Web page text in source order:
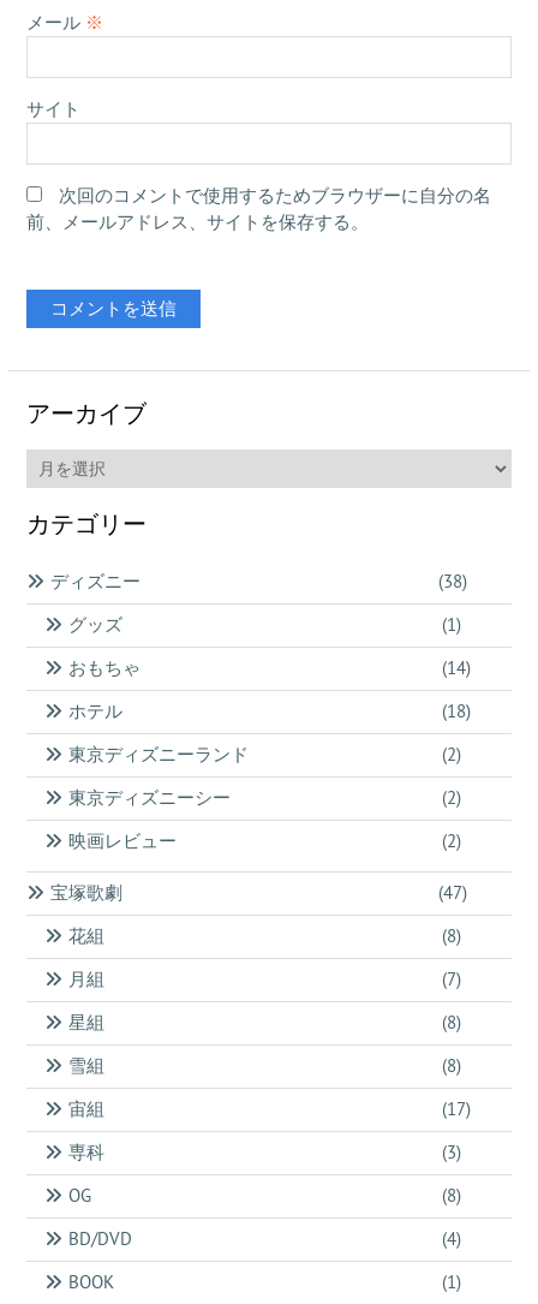
メール ※
サイト
次回のコメントで使用するためブラウザーに自分の名
前、メールアドレス、サイトを保存する。
アーカイブ
ア
ー
カ
イ
カテゴリー
ディズニー
(38)
グッズ
(1)
おもちゃ
(14)
ホテル
(18)
東京ディズニーランド
(2)
東京ディズニーシー
(2)
映画レビュー
(2)
宝塚歌劇
(47)
花組
(8)
月組
(7)
星組
(8)
雪組
(8)
宙組
(17)
専科
(3)
OG
(8)
BD/DVD
(4)
BOOK
(1)